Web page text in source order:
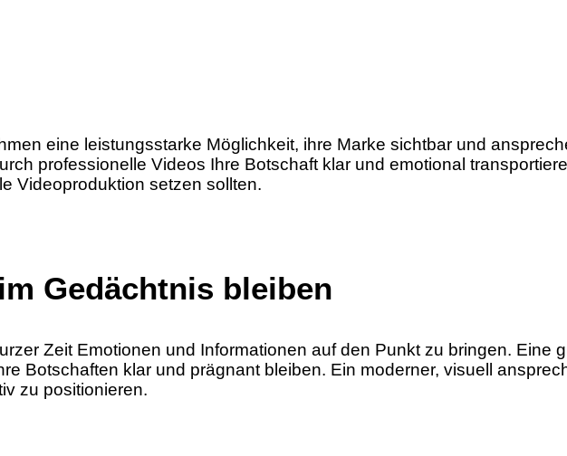
eine leistungsstarke Möglichkeit, ihre Marke sichtbar und
professionelle Videos Ihre Botschaft klar und emotional
Videoproduktion setzen sollten.
Gedächtnis bleiben
Zeit Emotionen und Informationen auf den Punkt zu bringen. Eine
Botschaften klar und prägnant bleiben. Ein moderner, visuell
zu positionieren.